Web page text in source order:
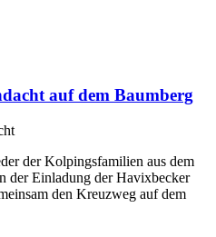
auf dem Baumberg
der Kolpingsfamilien aus dem
der Einladung der Havixbecker
den Kreuzweg auf dem